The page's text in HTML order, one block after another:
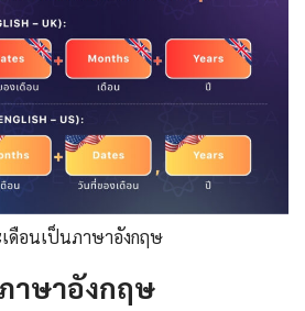
ดือนเป็นภาษาอังกฤษ
าษาอังกฤษ